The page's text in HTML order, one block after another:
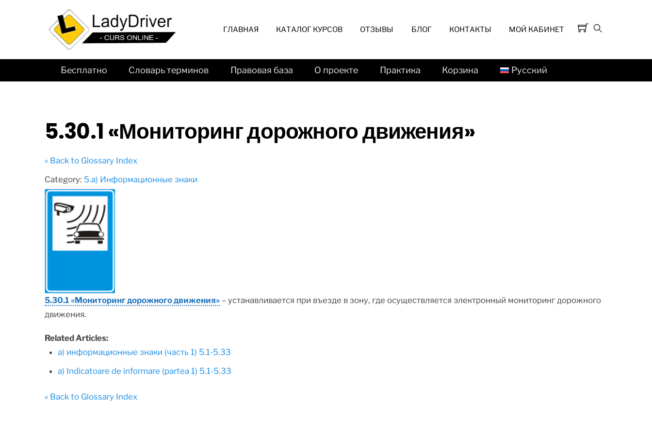
ГЛАВНАЯ КАТАЛОГ КУРСОВ ОТЗЫВЫ БЛОГ КОНТАКТЫ МОЙ КАБИНЕТ
Бесплатно Словарь терминов Правовая база О проекте Практика Корзина Русский
5.30.1 «Мониторинг дорожного движения»
« Back to Glossary Index
Category: 5.а) Информационные знаки
5.30.1 «Мониторинг дорожного движения» – устанавливается при въезде в зону, где осуществляется электронный мониторинг дорожного
движения.
Related Articles:
а) информационные знаки (часть 1) 5.1-5.33
а) Indicatoare de informare (partea 1) 5.1-5.33
« Back to Glossary Index